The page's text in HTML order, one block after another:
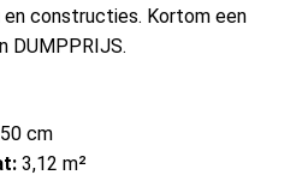
constructies. Kortom een
DUMPPRIJS.
cm
3,12 m²